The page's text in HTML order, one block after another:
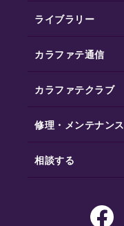
ライブラリー
カラファテ通信
カラファテクラブ
修理・メンテナンス
相談する